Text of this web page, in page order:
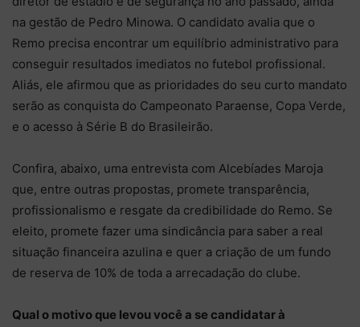
na gestão de Pedro Minowa. O candidato avalia que o
Remo precisa encontrar um equilíbrio administrativo para
conseguir resultados imediatos no futebol profissional.
Aliás, ele afirmou que as prioridades do seu curto mandato
serão as conquista do Campeonato Paraense, Copa Verde,
e o acesso à Série B do Brasileirão.
Confira, abaixo, uma entrevista com Alcebíades Maroja
que, entre outras propostas, promete transparência,
profissionalismo e resgate da credibilidade do Remo. Se
eleito, promete fazer uma sindicância para saber a real
situação financeira azulina e quer a criação de um fundo
de reserva de 10% de toda a arrecadação do clube.
Qual o motivo que levou você a se candidatar à